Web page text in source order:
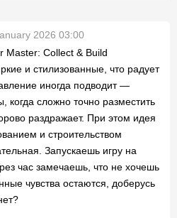
2026 03:00
Master: Collect & Build
и стилизованные, что радует
иногда подводит —
сложно точно разместить
раздражает. При этом идея
и строительством
Запускаешь игру на
час замечаешь, что не хочешь
чувства остаются, доберусь